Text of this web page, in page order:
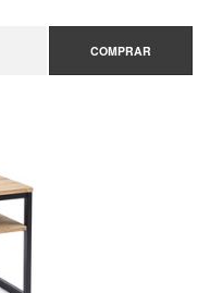
COMPRAR